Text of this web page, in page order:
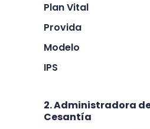
Plan Vital
Provida
Modelo
IPS
2. Administradora
Cesantía